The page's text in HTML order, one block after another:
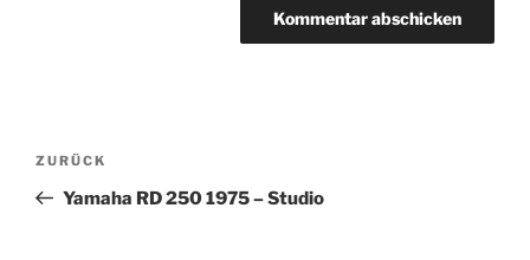
Beitragsnavigation
Vorheriger
Beitrag
ZURÜCK
Yamaha RD 250 1975 – Studio